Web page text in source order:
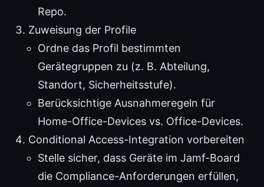
Repo.
Zuweisung der Profile
Ordne das Profil bestimmten
Gerätegruppen zu (z. B. Abteilung,
Standort, Sicherheitsstufe).
Berücksichtige Ausnahmeregeln für
Home-Office-Devices vs. Office-Devices.
Conditional Access-Integration vorbereiten
Stelle sicher, dass Geräte im Jamf-Board
die Compliance-Anforderungen erfüllen,